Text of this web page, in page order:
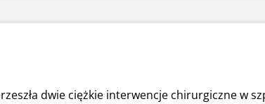
dwie ciężkie interwencje chirurgiczne w